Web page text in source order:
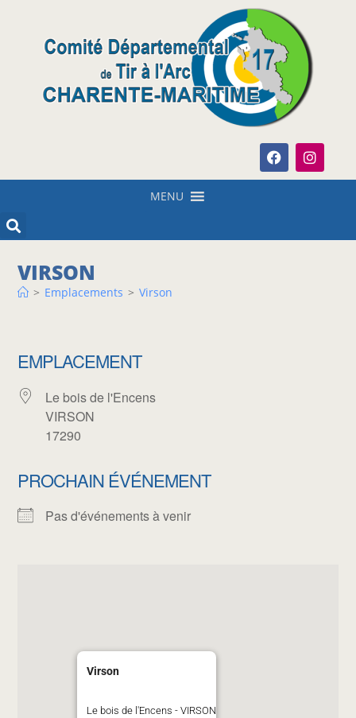
MENU
VIRSON
> Emplacements > Virson
EMPLACEMENT
Le bois de l'Encens
VIRSON
17290
PROCHAIN ÉVÉNEMENT
Pas d'événements à venir
Virson
Le bois de l'Encens - VIRSON